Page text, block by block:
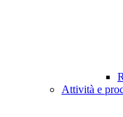
Attività e